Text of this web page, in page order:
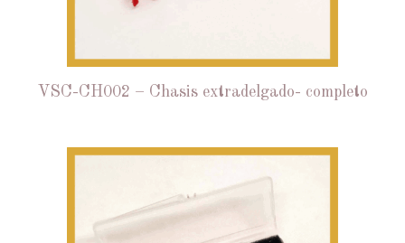
VSC-CH002 – Chasis extradelgado- completo